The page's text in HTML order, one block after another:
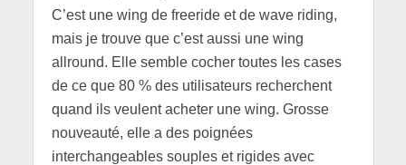
C’est une wing de freeride et de wave riding,
mais je trouve que c’est aussi une wing
allround. Elle semble cocher toutes les cases
de ce que 80 % des utilisateurs recherchent
quand ils veulent acheter une wing. Grosse
nouveauté, elle a des poignées
interchangeables souples et rigides avec